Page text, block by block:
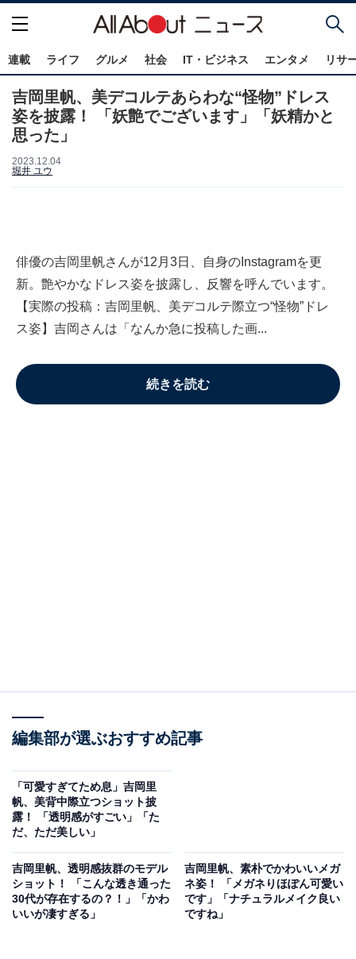
連載 ライフ グルメ 社会 IT・ビジネス エンタメ リサ
吉岡里帆、美デコルテあらわな“怪物”ドレス
姿を披露！ 「妖艶でございます」「妖精かと
思った」
2023.12.04
堀井 ユウ
俳優の吉岡里帆さんが12月3日、自身のInstagramを更
新。艶やかなドレス姿を披露し、反響を呼んでいます。
【実際の投稿：吉岡里帆、美デコルテ際立つ“怪物”ドレ
ス姿】吉岡さんは「なんか急に投稿した画...
続きを読む
編集部が選ぶおすすめ記事
「可愛すぎてため息」吉岡里
帆、美背中際立つショット披
露！ 「透明感がすごい」「た
だ、ただ美しい」
吉岡里帆、透明感抜群のモデル
ショット！ 「こんな透き通った
30代が存在するの？！」「かわ
いいが凄すぎる」
吉岡里帆、素朴でかわいいメガ
ネ姿！ 「メガネりほぽん可愛い
です」「ナチュラルメイク良い
ですね」